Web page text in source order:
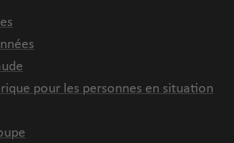
pour les personnes en situation